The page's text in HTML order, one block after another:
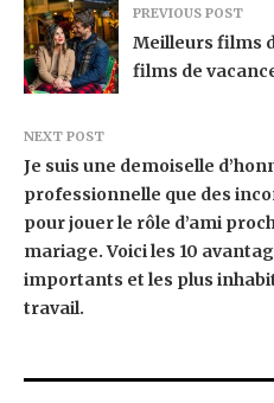
PREVIOUS POST
Meilleurs films
films de
NEXT POST
Je suis une demoiselle
professionnelle que des
pour jouer le rôle d’ami
mariage. Voici les 10
importants et les plus
travail.